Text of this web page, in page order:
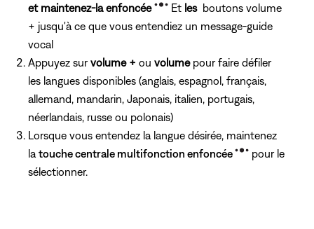
et maintenez-la enfoncée
Et les boutons volume
+ jusqu'à ce que vous entendiez un message-guide
vocal
Appuyez survolume + ou volume pour faire défiler
les langues disponibles (anglais, espagnol, français,
allemand, mandarin, Japonais, italien, portugais,
néerlandais, russe ou polonais)
Lorsque vous entendez la langue désirée, maintenez
la touche centrale multifonction enfoncée
pour le
sélectionner.